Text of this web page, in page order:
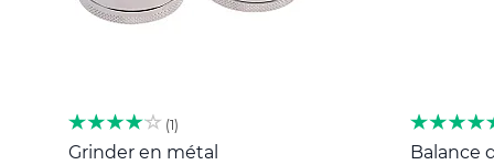
1
Grinder en métal Balance